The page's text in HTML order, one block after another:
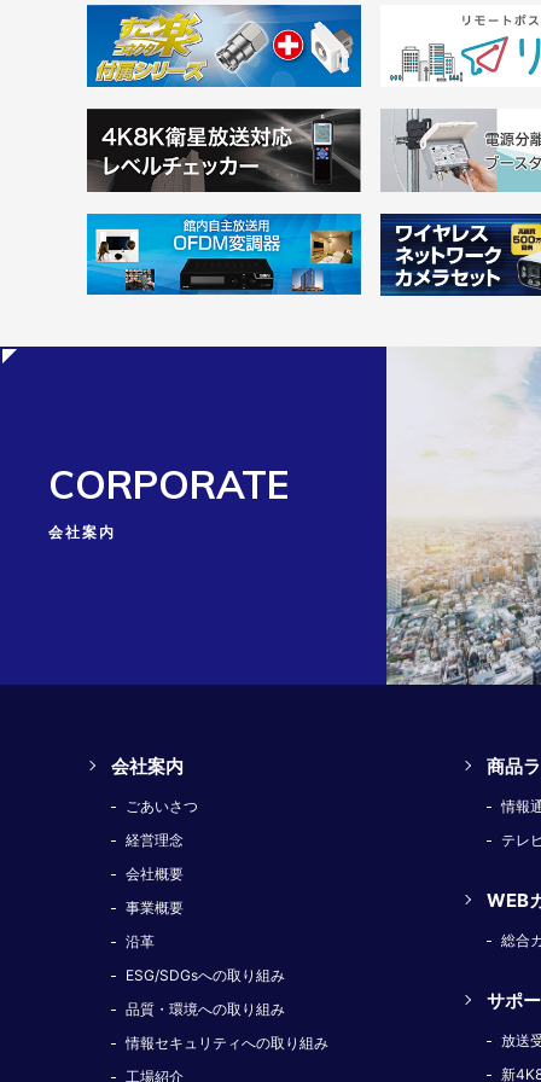
CORPORATE
会社案内
会社案内
ごあいさつ
経営理念
会社概要
事業概要
沿革
ESG/SDGsへの取り組み
品質・環境への取り組み
情報セキュリティへの取り組み
工場紹介
商品
情報
テレ
WEB
総合
サポ
放送
新